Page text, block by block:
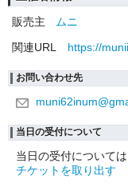
販売主
ムニ
関連URL
https://
お問い合わせ先
当日の受付について
当日の受付については
チケットを取り出す